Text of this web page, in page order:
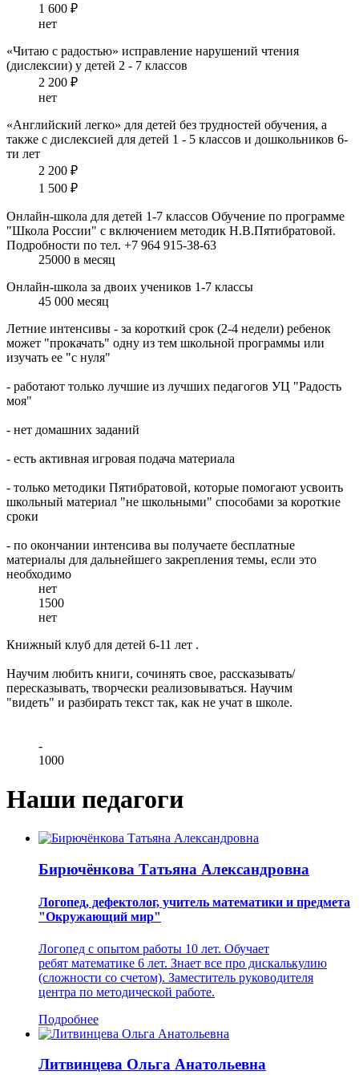
1 600 ₽
нет
«Читаю с радостью» исправление нарушений чтения
(дислексии) у детей 2 - 7 классов
2 200 ₽
нет
«Английский легко» для детей без трудностей обучения, а
также с дислексией для детей 1 - 5 классов и дошкольников 6-
ти лет
2 200 ₽
1 500 ₽
Онлайн-школа для детей 1-7 классов Обучение по программе
"Школа России" с включением методик Н.В.Пятибратовой.
Подробности по тел. +7 964 915-38-63
25000 в месяц
Онлайн-школа за двоих учеников 1-7 классы
45 000 месяц
Летние интенсивы - за короткий срок (2-4 недели) ребенок
может "прокачать" одну из тем школьной программы или
изучать ее "с нуля"
- работают только лучшие из лучших педагогов УЦ "Радость
моя"
- нет домашних заданий
- есть активная игровая подача материала
- только методики Пятибратовой, которые помогают усвоить
школьный материал "не школьными" способами за короткие
сроки
- по окончании интенсива вы получаете бесплатные
материалы для дальнейшего закрепления темы, если это
необходимо
нет
1500
нет
Книжный клуб для детей 6-11 лет .
Научим любить книги, сочинять свое, рассказывать/
пересказывать, творчески реализовываться. Научим
"видеть" и разбирать текст так, как не учат в школе.
-
1000
Наши педагоги
Бирючёнкова Татьяна Александровна
Логопед, дефектолог, учитель математики и предмета
"Окружающий мир"
Логопед с опытом работы 10 лет. Обучает
ребят математике 6 лет. Знает все про дискалькулию
(сложности со счетом). Заместитель руководителя
центра по методической работе.
Подробнее
Литвинцева Ольга Анатольевна